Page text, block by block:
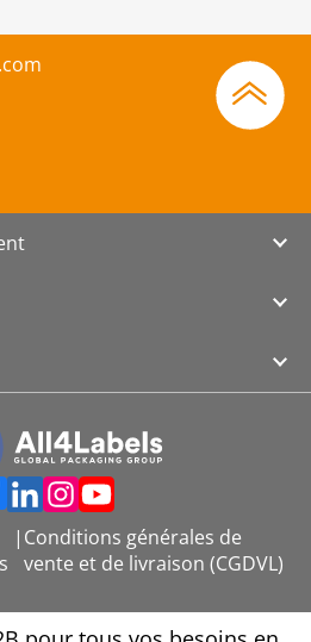
| Conditions générales de
vente et de livraison (CGDVL)